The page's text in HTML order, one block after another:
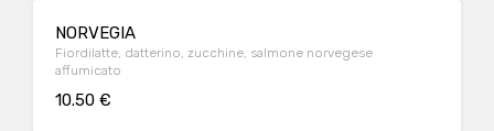
NORVEGIA
Fiordilatte, datterino, zucchine, salmone norvegese
affumicato
10.50 €